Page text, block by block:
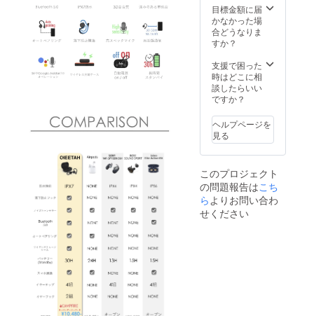
レス充
電ケー
ス 2個
本語) 2
冊
目標金額に届
かなかった場
合どうなりま
すか？
支援で困った
時はどこに相
談したらいい
ですか？
ヘルプページを
見る
このプロジェクト
の問題報告はこち
らよりお問い合わ
せください